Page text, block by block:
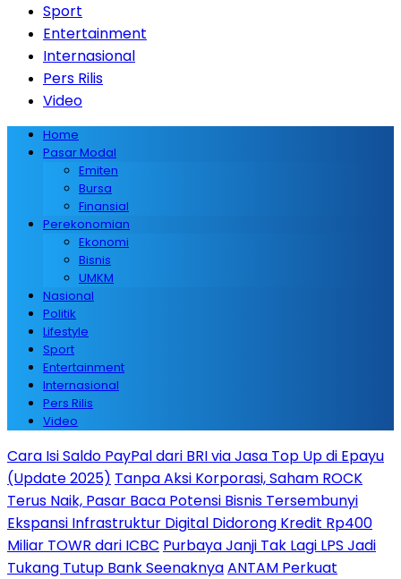
Sport
Entertainment
Internasional
Pers Rilis
Video
Home
Pasar Modal
Emiten
Bursa
Finansial
Perekonomian
Ekonomi
Bisnis
UMKM
Nasional
Politik
Lifestyle
Sport
Entertainment
Internasional
Pers Rilis
Video
Cara Isi Saldo PayPal dari BRI via Jasa Top Up di Epayu
(Update 2025) Tanpa Aksi Korporasi, Saham ROCK
Terus Naik, Pasar Baca Potensi Bisnis Tersembunyi
Ekspansi Infrastruktur Digital Didorong Kredit Rp400
Miliar TOWR dari ICBC Purbaya Janji Tak Lagi LPS Jadi
Tukang Tutup Bank SeenaknyaANTAM Perkuat